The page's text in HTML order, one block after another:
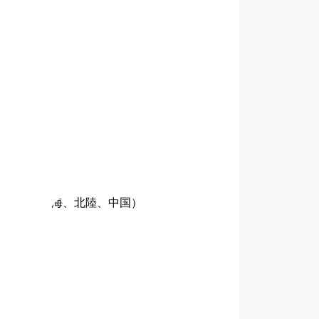
越、東海、北陸、中国）